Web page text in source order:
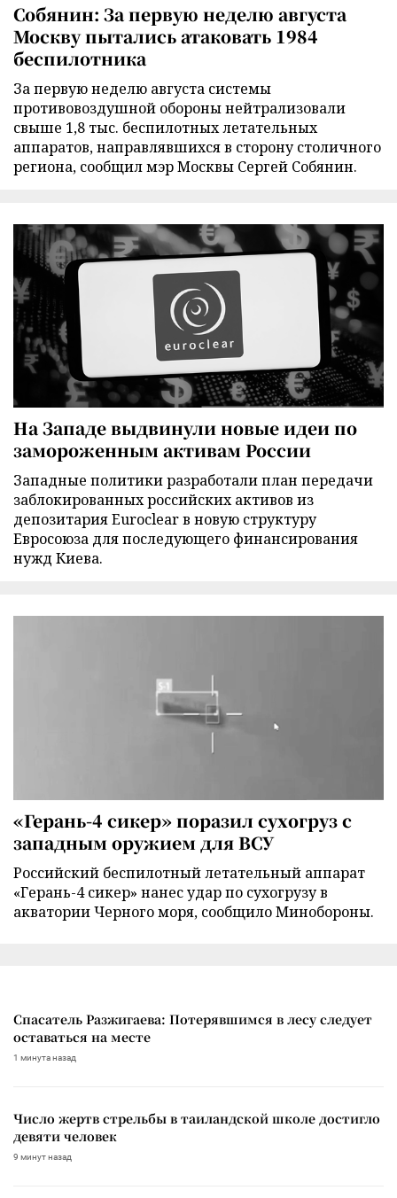
Собянин: За первую неделю августа
Москву пытались атаковать 1984
беспилотника
За первую неделю августа системы
противовоздушной обороны нейтрализовали
свыше 1,8 тыс. беспилотных летательных
аппаратов, направлявшихся в сторону столичного
региона, сообщил мэр Москвы Сергей Собянин.
На Западе выдвинули новые идеи по
замороженным активам России
Западные политики разработали план передачи
заблокированных российских активов из
депозитария Euroclear в новую структуру
Евросоюза для последующего финансирования
нужд Киева.
«Герань-4 сикер» поразил сухогруз с
западным оружием для ВСУ
Российский беспилотный летательный аппарат
«Герань-4 сикер» нанес удар по сухогрузу в
акватории Черного моря, сообщило Минобороны.
Спасатель Разжигаева: Потерявшимся в лесу следует
оставаться на месте
1 минута назад
Число жертв стрельбы в таиландской школе достигло
девяти человек
9 минут назад